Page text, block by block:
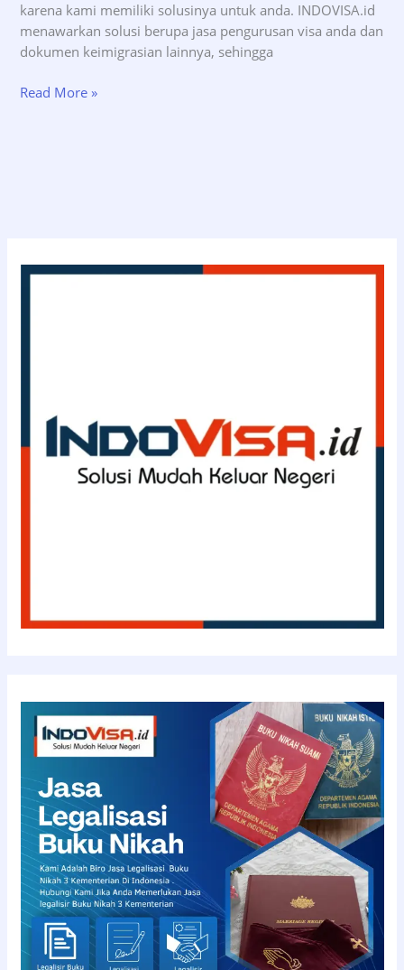
karena kami memiliki solusinya untuk anda. INDOVISA.id
menawarkan solusi berupa jasa pengurusan visa anda dan
dokumen keimigrasian lainnya, sehingga
Jasa
Read More »